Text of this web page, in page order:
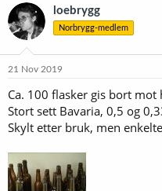
å
d
s
t
r
a
r
t
o
loebrygg
Norbrygg-medlem
21 Nov 2019
Ca. 100 flasker gis bort mot
Stort sett Bavaria, 0,5 og
Skylt etter bruk, men